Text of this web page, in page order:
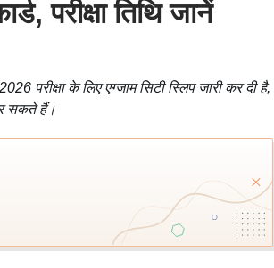
परीक्षा तिथि जानें
के लिए एग्जाम सिटी स्लिप जारी कर दी है,
सकते हैं।